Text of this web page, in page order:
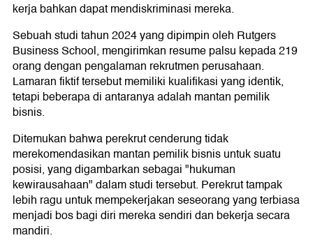
kerja bahkan dapat mendiskriminasi mereka.
Sebuah studi tahun 2024 yang dipimpin oleh Rutgers
Business School, mengirimkan resume palsu kepada 219
orang dengan pengalaman rekrutmen perusahaan.
Lamaran fiktif tersebut memiliki kualifikasi yang identik,
tetapi beberapa di antaranya adalah mantan pemilik
bisnis.
Ditemukan bahwa perekrut cenderung tidak
merekomendasikan mantan pemilik bisnis untuk suatu
posisi, yang digambarkan sebagai "hukuman
kewirausahaan" dalam studi tersebut. Perekrut tampak
lebih ragu untuk mempekerjakan seseorang yang terbiasa
menjadi bos bagi diri mereka sendiri dan bekerja secara
mandiri.